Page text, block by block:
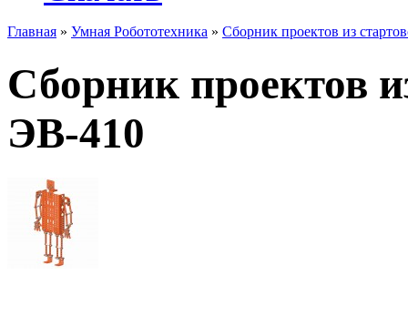
Главная » Умная Робототехника » Сборник проектов из
Сборник проектов
ЭВ-410